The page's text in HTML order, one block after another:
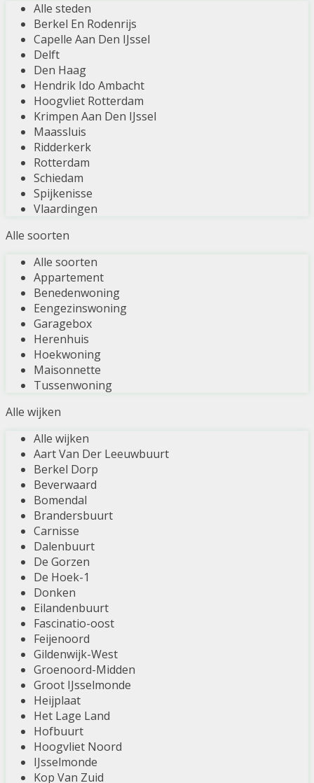
Alle steden
Berkel En Rodenrijs
Capelle Aan Den IJssel
Delft
Den Haag
Hendrik Ido Ambacht
Hoogvliet Rotterdam
Krimpen Aan Den IJssel
Maassluis
Ridderkerk
Rotterdam
Schiedam
Spijkenisse
Vlaardingen
Alle soorten
Alle soorten
Appartement
Benedenwoning
Eengezinswoning
Garagebox
Herenhuis
Hoekwoning
Maisonnette
Tussenwoning
Alle wijken
Alle wijken
Aart Van Der Leeuwbuurt
Berkel Dorp
Beverwaard
Bomendal
Brandersbuurt
Carnisse
Dalenbuurt
De Gorzen
De Hoek-1
Donken
Eilandenbuurt
Fascinatio-oost
Feijenoord
Gildenwijk-West
Groenoord-Midden
Groot IJsselmonde
Heijplaat
Het Lage Land
Hofbuurt
Hoogvliet Noord
IJsselmonde
Kop Van Zuid